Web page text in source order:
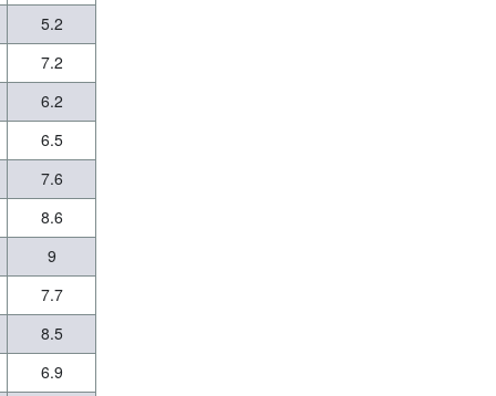
5.2
7.2
6.2
6.5
7.6
8.6
9
7.7
8.5
6.9